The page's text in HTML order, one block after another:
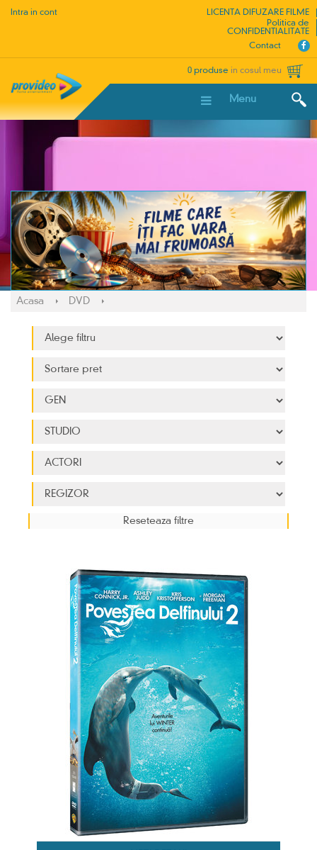
Intra in cont
LICENTA DIFUZARE FILME
Politica de
CONFIDENTIALITATE
Contact
0 produse in cosul meu
Menu
Acasa DVD